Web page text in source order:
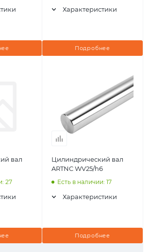
Характеристики
Подробнее
вал
27
Цилиндрический вал
ARTNC WV25/h6
Есть в наличии: 17
Характеристики
Подробнее